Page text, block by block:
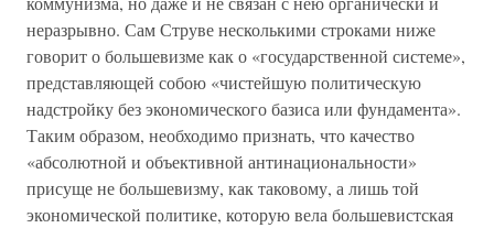
неразрывно. Сам Струве несколькими строками ниже
говорит о большевизме как о «государственной системе»,
представляющей собою «чистейшую политическую
надстройку без экономического базиса или фундамента».
Таким образом, необходимо признать, что качество
«абсолютной и объективной антинациональности»
присуще не большевизму, как таковому, а лишь той
экономической политике, которую вела большевистская